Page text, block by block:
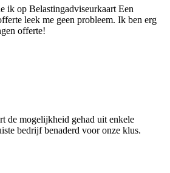
ik op Belastingadviseurkaart Een
leek me geen probleem. Ik ben erg
offerte!
de mogelijkheid gehad uit enkele
bedrijf benaderd voor onze klus.